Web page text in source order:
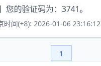
您的验证码为：3741。
时间(+8): 2026-01-06 23:16:12
1